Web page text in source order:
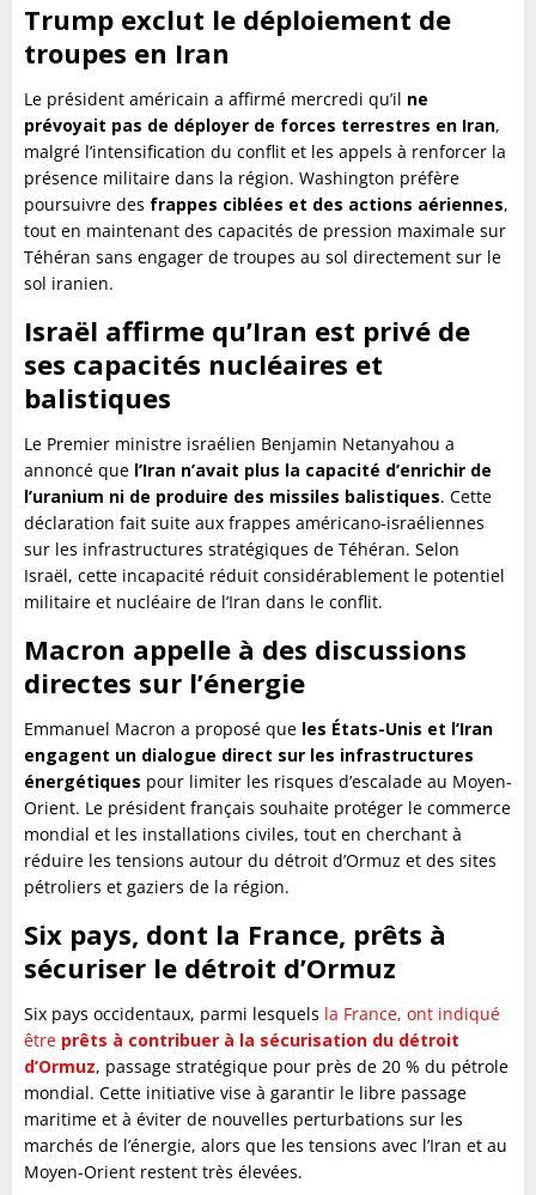
Trump exclut le déploiement de
troupes en Iran
Le président américain a affirmé mercredi qu’il ne
prévoyait pas de déployer de forces terrestres en Iran,
malgré l’intensification du conflit et les appels à renforcer la
présence militaire dans la région. Washington préfère
poursuivre des frappes ciblées et des actions aériennes,
tout en maintenant des capacités de pression maximale sur
Téhéran sans engager de troupes au sol directement sur le
sol iranien.
Israël affirme qu’Iran est privé de
ses capacités nucléaires et
balistiques
Le Premier ministre israélien Benjamin Netanyahou a
annoncé que l’Iran n’avait plus la capacité d’enrichir de
l’uranium ni de produire des missiles balistiques. Cette
déclaration fait suite aux frappes américano-israéliennes
sur les infrastructures stratégiques de Téhéran. Selon
Israël, cette incapacité réduit considérablement le potentiel
militaire et nucléaire de l’Iran dans le conflit.
Macron appelle à des discussions
directes sur l’énergie
Emmanuel Macron a proposé que les États-Unis et l’Iran
engagent un dialogue direct sur les infrastructures
énergétiques pour limiter les risques d’escalade au Moyen-
Orient. Le président français souhaite protéger le commerce
mondial et les installations civiles, tout en cherchant à
réduire les tensions autour du détroit d’Ormuz et des sites
pétroliers et gaziers de la région.
Six pays, dont la France, prêts à
sécuriser le détroit d’Ormuz
Six pays occidentaux, parmi lesquels la France, ont indiqué
être prêts à contribuer à la sécurisation du détroit
d’Ormuz, passage stratégique pour près de 20 % du pétrole
mondial. Cette initiative vise à garantir le libre passage
maritime et à éviter de nouvelles perturbations sur les
marchés de l’énergie, alors que les tensions avec l’Iran et au
Moyen-Orient restent très élevées.